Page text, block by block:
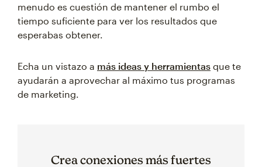
menudo es cuestión de mantener el rumbo el
tiempo suficiente para ver los resultados que
esperabas obtener.
Echa un vistazo a más ideas y herramientas que te
ayudarán a aprovechar al máximo tus programas
de marketing.
Crea conexiones más fuertes